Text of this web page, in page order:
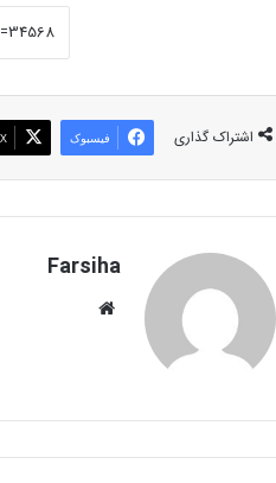
اشتراک گذاری فیسبوک X
Farsiha